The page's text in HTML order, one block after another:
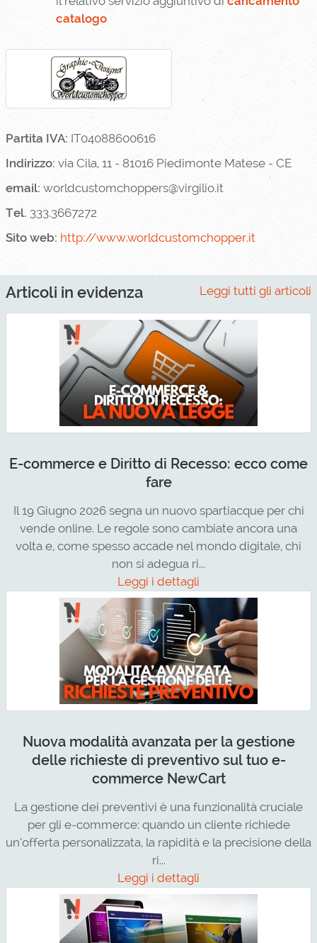
catalogo
Partita IVA: IT04088600616
Indirizzo: via Cila, 11 - 81016 Piedimonte Matese - CE
email: worldcustomchoppers@virgilio.it
Tel. 333.3667272
Sito web: http://www.worldcustomchopper.it
Leggi tutti gli articoli
Articoli in evidenza
E-commerce e Diritto di Recesso: ecco come
fare
Il 19 Giugno 2026 segna un nuovo spartiacque per chi
vende online. Le regole sono cambiate ancora una
volta e, come spesso accade nel mondo digitale, chi
non si adegua ri...
Leggi i dettagli
Nuova modalità avanzata per la gestione
delle richieste di preventivo sul tuo e-
commerce NewCart
La gestione dei preventivi è una funzionalità cruciale
per gli e-commerce: quando un cliente richiede
un’offerta personalizzata, la rapidità e la precisione della
ri...
Leggi i dettagli